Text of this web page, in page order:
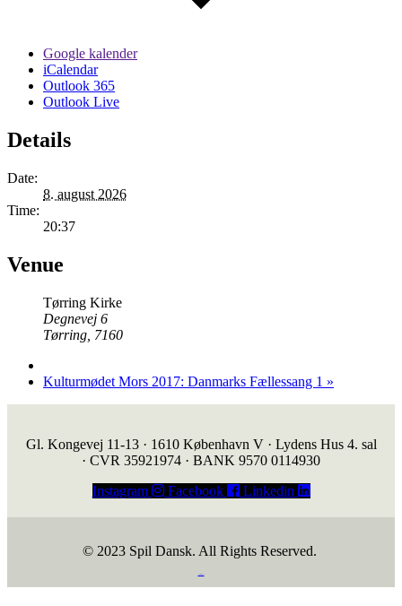
Google kalender
iCalendar
Outlook 365
Outlook Live
Details
Date:
8. august 2026
Time:
20:37
Venue
Tørring Kirke
Degnevej 6
Tørring 7160
Kulturmødet Mors 2017: Danmarks Fællessang 1 »
Gl. Kongevej 11-13 · 1610 København V · Lydens Hus 4. sal
· CVR 35921974 · BANK 9570 0114930
Instagram
Facebook Linkedin
© 2023 Spil Dansk. All Rights Reserved.